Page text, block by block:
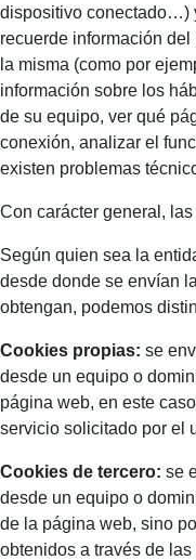
dispositivo conectado…)
recuerde información
la misma (como por
información sobre los
de su equipo, ver qué
conexión, analizar el
existen problemas
Con carácter general,
Según quien sea la
desde donde se envían
obtengan, podemos
Cookies propias: se
desde un equipo o
página web, en este
servicio solicitado por el
Cookies de tercero: se
desde un equipo o
de la página web, sino
obtenidos a través de